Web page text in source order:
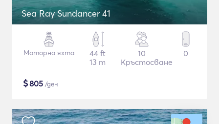
Sea Ray Sundancer 41
Моторна яхта
44 ft
13 m
10
Кръстосване
0
$805 /ден